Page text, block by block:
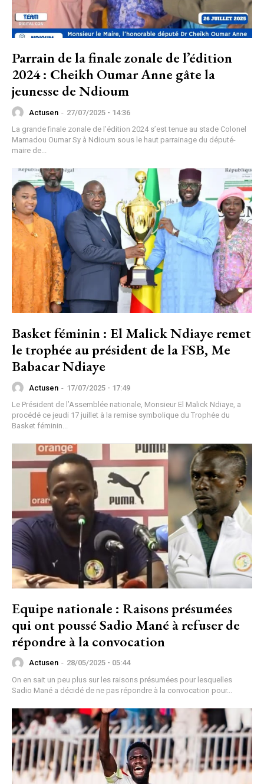
Parrain de la finale zonale de l’édition
2024 : Cheikh Oumar Anne gâte la
jeunesse de Ndioum
Actusen - 27/07/2025 - 14:36
La grande finale zonale de l’édition 2024 s’est tenue au stade Colonel
Mamadou Oumar Sy à Ndioum sous le haut parrainage du député-
maire de...
Basket féminin : El Malick Ndiaye remet
le trophée au président de la FSB, Me
Babacar Ndiaye
Actusen - 17/07/2025 - 17:49
Le Président de l’Assemblée nationale, Monsieur El Malick Ndiaye, a
procédé ce jeudi 17 juillet à la remise symbolique du Trophée du
Basket féminin...
Equipe nationale : Raisons présumées
qui ont poussé Sadio Mané à refuser de
répondre à la convocation
Actusen - 28/05/2025 - 05:44
On en sait un peu plus sur les raisons présumées pour lesquelles
Sadio Mané a décidé de ne pas répondre à la convocation pour...